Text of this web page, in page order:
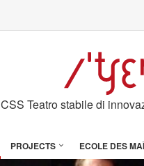
CSS Teatro stabile di
PROJECTS ECOLE DES